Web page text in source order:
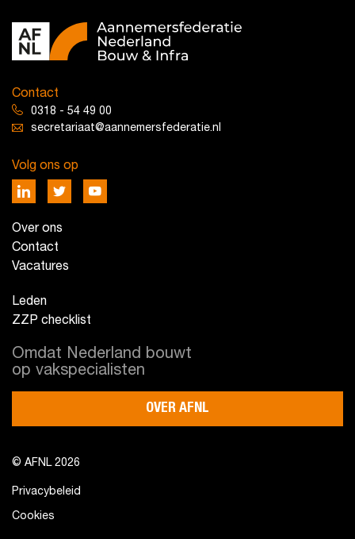
Contact
0318 - 54 49 00
secretariaat@aannemersfederatie.nl
Volg ons op
Over ons
Contact
Vacatures
Leden
ZZP checklist
Omdat Nederland bouwt
op vakspecialisten
OVER AFNL
© AFNL 2026
Privacybeleid
Cookies